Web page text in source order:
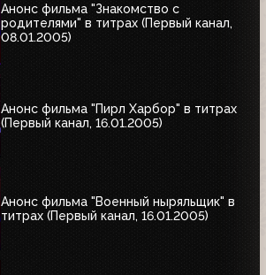
Анонс фильма "Знакомство с
родителями" в титрах (Первый канал,
08.01.2005)
Анонс фильма "Пирл Харбор" в титрах
(Первый канал, 16.01.2005)
Анонс фильма "Военный ныряльщик" в
титрах (Первый канал, 16.01.2005)